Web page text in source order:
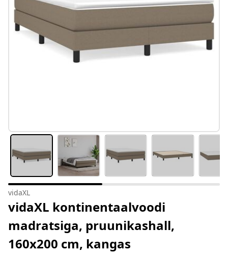
vidaXL
vidaXL kontinentaalvoodi
madratsiga, pruunikashall,
160x200 cm, kangas